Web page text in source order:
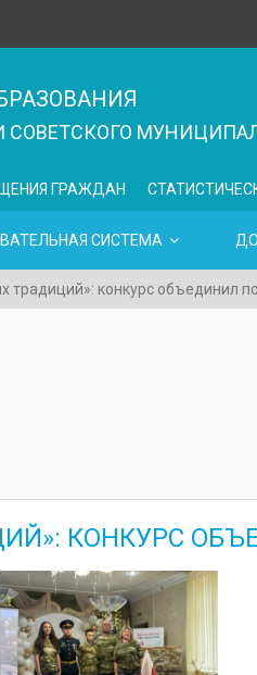
ГРАЖДАН
СИСТЕМА
традиций»: конкурс объединил
КОНКУРС